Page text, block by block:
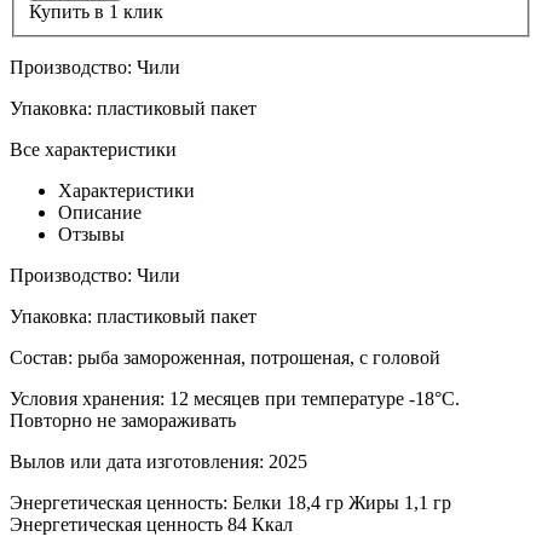
Купить в 1 клик
Производство: Чили
Упаковка: пластиковый пакет
Все характеристики
Характеристики
Описание
Отзывы
Производство: Чили
Упаковка: пластиковый пакет
Состав: рыба замороженная, потрошеная, с головой
Условия хранения: 12 месяцев при температуре -18°С.
Повторно не замораживать
Вылов или дата изготовления: 2025
Энергетическая ценность: Белки 18,4 гр Жиры 1,1 гр
Энергетическая ценность 84 Ккал